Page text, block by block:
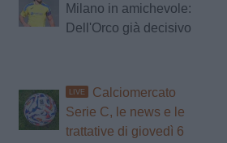
Milano in amichevole:
Dell'Orco già decisivo
LIVE
Calciomercato
Serie C, le news e le
trattative di giovedì 6